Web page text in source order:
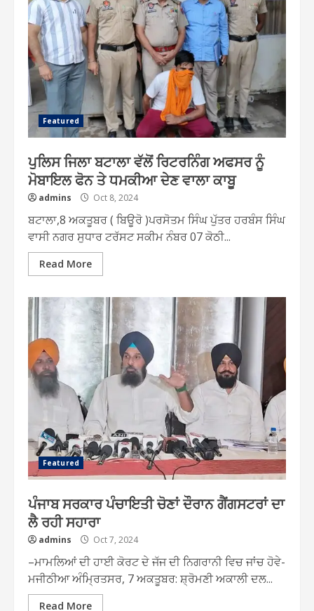
Featured
ਪੁਲਿਸ ਜਿਲਾ ਬਟਾਲਾ ਵੱਲੋਂ ਰਿਟਰਨਿੰਗ ਅਫਸਰ ਨੂੰ
ਮੋਬਾਇਲ ਫੋਨ ਤੇ ਧਮਕੀਆ ਦੇਣ ਵਾਲਾ ਕਾਬੂ
admins Oct 8, 2024
ਬਟਾਲਾ,8 ਅਕਤੂਬਰ ( ਬਿਊਰੋ )ਪਰਸੋਤਮ ਸਿੰਘ ਪੁੱਤਰ ਹਰਬੰਸ ਸਿੰਘ
ਵਾਸੀ ਨਗਰ ਸੁਧਾਰ ਟਰੱਸਟ ਸਕੀਮ ਨੰਬਰ 07 ਕੋਠੀ...
Read More
Featured
ਪੰਜਾਬ ਸਰਕਾਰ ਪੰਚਾਇਤੀ ਚੋਣਾਂ ਦੌਰਾਨ ਗੈਂਗਸਟਰਾਂ ਦਾ
ਲੈ ਰਹੀ ਸਹਾਰਾ
admins Oct 7, 2024
–ਮਾਮਲਿਆਂ ਦੀ ਹਾਈ ਕੋਰਟ ਦੇ ਜੱਜ ਦੀ ਨਿਗਰਾਨੀ ਵਿਚ ਜਾਂਚ ਹੋਵੇ-
ਮਜੀਠੀਆ ਅੰਮ੍ਰਿਤਸਰ, 7 ਅਕਤੂਬਰ: ਸ਼੍ਰੋਮਣੀ ਅਕਾਲੀ ਦਲ...
Read More